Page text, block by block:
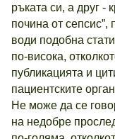
ръката си, а друг -
почина от сепсис”,
води подобна
по-висока,
публикацията и
пациентските
Не може да се
на недобре